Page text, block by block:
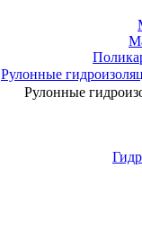
Рулонные
Рулонные